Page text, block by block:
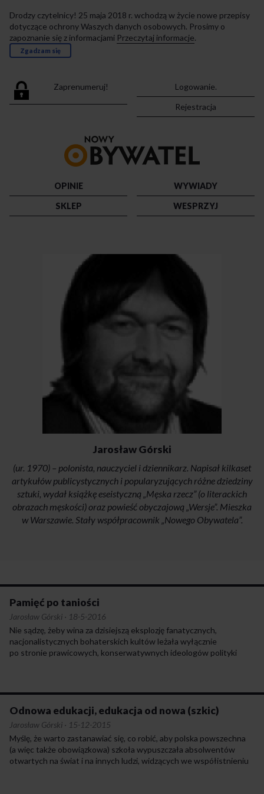
Drodzy czytelnicy! 25 maja 2018 r. wchodzą w życie nowe przepisy
dotyczące ochrony Waszych danych osobowych. Prosimy o
zapoznanie się z informacjami Przeczytaj informacje.
Zgadzam się
Zaprenumeruj!
Logowanie.
Rejestracja
strony
OPINIE
WYWIADY
SKLEP
WESPRZYJ
Jarosław Górski
(ur. 1970) – polonista, nauczyciel i dziennikarz. Napisał kilkaset
artykułów publicystycznych i popularyzujących różne dziedziny
sztuki, wydał książkę eseistyczną „Męska rzecz” (o literackich
obrazach męskości) oraz powieść obyczajową „Wersje”. Mieszka
w Warszawie. Stały współpracownik „Nowego Obywatela”.
Pamięć po taniości
Jarosław Górski · 18-5-2016
Nie sądzę, żeby wina za dzisiejszą eksplozję fanatycznych,
nacjonalistycznych bohaterskich kultów leżała wyłącznie
po stronie prawicowych, konserwatywnych ideologów polityki
rodzimi liberałowie. Im trudniejsze jest codzienne życie młodych
Polaków, im więcej upokorzeń spotykają oni na swojej drodze
do ustabilizowania codzienności – zdobycia pracy, mieszkania,
założenia rodziny – im trudniej im przekonać się o własnej
sprawczości i wpływie na świat zewnętrzny, i w końcu im więcej
samo utrzymanie się na powierzchni wymaga konformizmu,
uniżoności, godzenia się na wyzysk oraz własną i cudzą krzywdę
Odnowa edukacji, edukacja od nowa (szkic)
Jarosław Górski · 15-12-2015
Myślę, że warto zastanawiać się, co robić, aby polska powszechna
(a więc także obowiązkowa) szkoła wypuszczała absolwentów
otwartych na świat i na innych ludzi, widzących we współistnieniu